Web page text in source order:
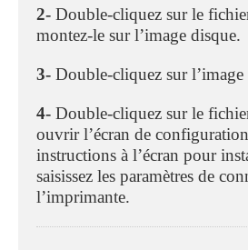
2- Double-cliquez sur le
montez-le sur l’image disque.
3- Double-cliquez sur
4- Double-cliquez sur le
ouvrir l’écran de
instructions à l’écran pour
saisissez les paramètres de
l’imprimante.